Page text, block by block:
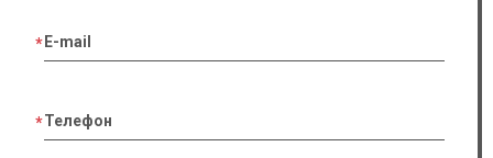
E-mail
Телефон